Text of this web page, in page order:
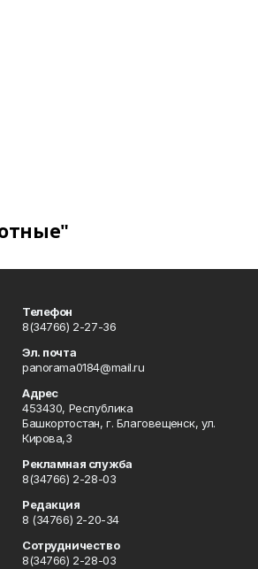
Телефон
8(34766) 2-27-36
Эл. почта
panorama0184@mail.ru
Адрес
453430, Республика
Башкортостан, г. Благовещенск, ул.
Кирова,3
Рекламная служба
8(34766) 2-28-03
Редакция
8 (34766) 2-20-34
Сотрудничество
8(34766) 2-28-03